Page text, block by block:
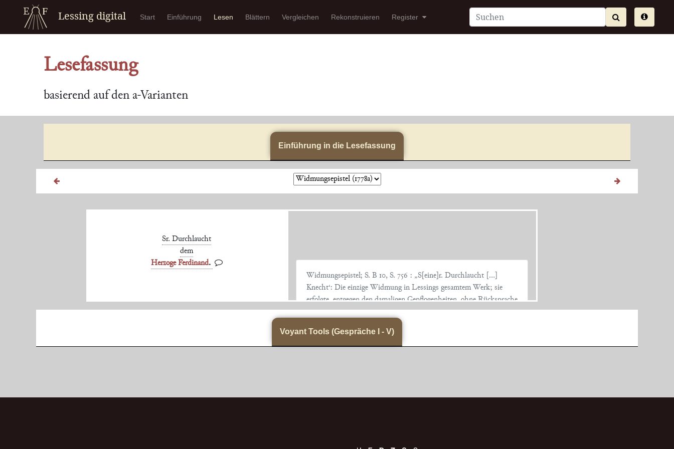
Lessing digital Start Einführung Lesen Blättern Vergleichen Rekonstruieren Register
Lesefassung
basierend auf den a-Varianten
Einführung in die Lesefassung
Sr. Durchlaucht
dem
Herzoge Ferdinand.
Widmungsepistel; S. B 10, S. 756 : „S[eine]r. Durchlaucht […]
Knecht‘: Die einzige Widmung in Lessings gesamtem Werk; sie
erfolgte, entgegen den damaligen Gepflogenheiten, ohne Rücksprache
mit dem Adressaten, obwohl...
Voyant Tools (Gespräche I - V)